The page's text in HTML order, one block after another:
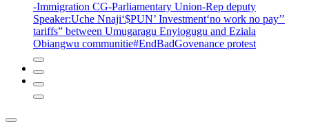
-Immigration CG-Parliamentary Union-Rep deputy
Speaker:Uche Nnaji‘$PUN’ Investment‘no work no pay’’
tariffs” between Umugaragu Enyiogugu and Eziala
Obiangwu communitie#EndBadGovenance protest